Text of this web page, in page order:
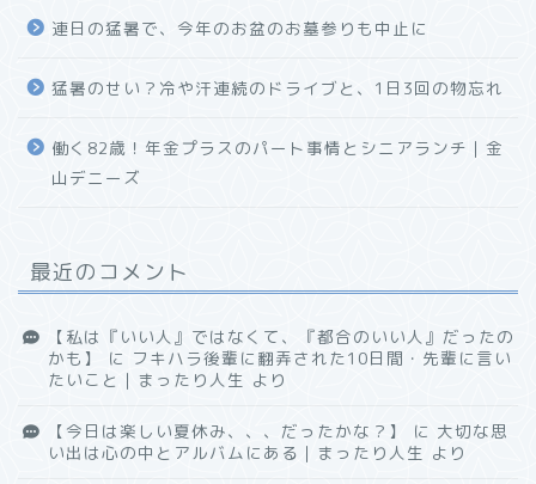
連日の猛暑で、今年のお盆のお墓参りも中止に
猛暑のせい？冷や汗連続のドライブと、1日3回の物忘れ
働く82歳！年金プラスのパート事情とシニアランチ｜金
山デニーズ
最近のコメント
【私は『いい人』ではなくて、『都合のいい人』だったの
かも】
に フキハラ後輩に翻弄された10日間・先輩に言い
たいこと｜まったり人生 より
【今日は楽しい夏休み、、、だったかな？】 に 大切な思
い出は心の中とアルバムにある｜まったり人生 より